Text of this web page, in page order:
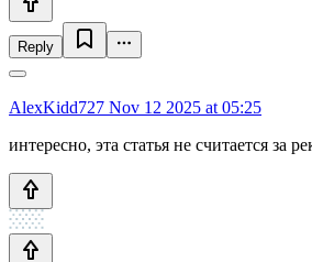
Reply
AlexKidd727 Nov 12 2025 at 05:25
интересно, эта статья не считается за